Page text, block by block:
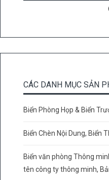
CÁC DANH MỤC SẢN
Biển Phòng Họp & Biển
Biển Chèn Nội Dung, Biển
Biển văn phòng Thông
tên công ty thông minh,